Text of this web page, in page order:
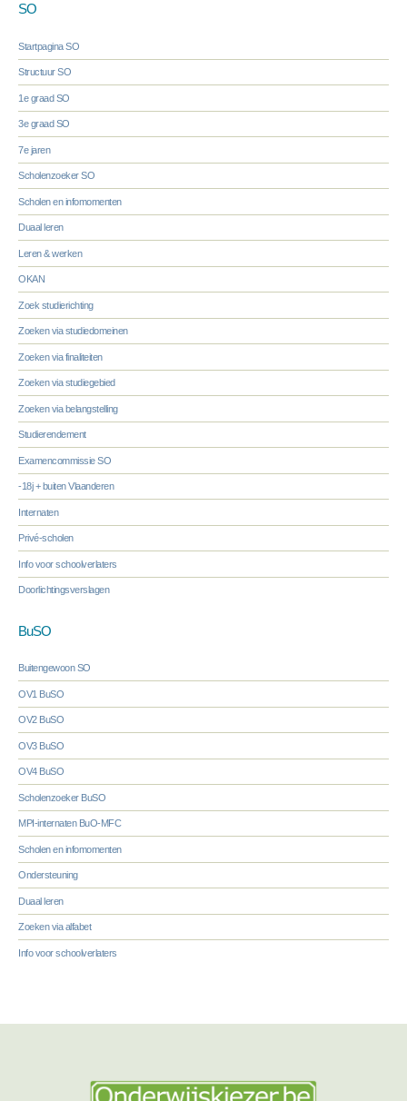
SO
Startpagina SO
Structuur SO
1e graad SO
3e graad SO
7e jaren
Scholenzoeker SO
Scholen en infomomenten
Duaal leren
Leren & werken
OKAN
Zoek studierichting
Zoeken via studiedomeinen
Zoeken via finaliteiten
Zoeken via studiegebied
Zoeken via belangstelling
Studierendement
Examencommissie SO
-18j + buiten Vlaanderen
Internaten
Privé-scholen
Info voor schoolverlaters
Doorlichtingsverslagen
BuSO
Buitengewoon SO
OV1 BuSO
OV2 BuSO
OV3 BuSO
OV4 BuSO
Scholenzoeker BuSO
MPI-internaten BuO-MFC
Scholen en infomomenten
Ondersteuning
Duaal leren
Zoeken via alfabet
Info voor schoolverlaters